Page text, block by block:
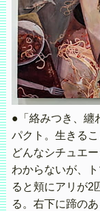
●「絡みつき、纏
パクト。生きる
どんなシチュエ
わからないが、
ると頬にアリが2
る。右下に蹄のあ